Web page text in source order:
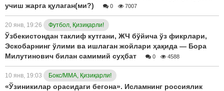
учиш жарга қулаган(ми?)
0 7007
20 янв, 19:26 Футбол, Қизиқарли!
Ўзбекистондан таклиф кутгани, ЖЧ бўйича ўз фикрлари,
Эскобарнинг ўлими ва ишлаган жойлари ҳақида — Бора
Милутинович билан самимий суҳбат
0 4588
10 янв, 19:03 Бокс/ММА, Қизиқарли!
«Ўзиникилар орасидаги бегона». Исламнинг россиялик